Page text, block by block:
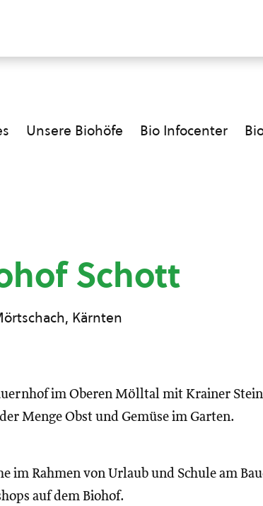
Unsere Biohöfe Bio Infocenter
Schott
Kärnten
im Oberen Mölltal mit Krainer
Menge Obst und Gemüse im Garten.
im Rahmen von Urlaub und Schule am
auf dem Biohof.